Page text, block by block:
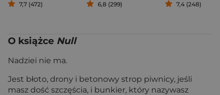
7,7 (472) 6,8 (299) 7,4 (248)
O książce Null
Nadziei nie ma.
Jest błoto, drony i betonowy strop piwnicy, jeśli
masz dość szczęścia, i bunkier, który nazywasz